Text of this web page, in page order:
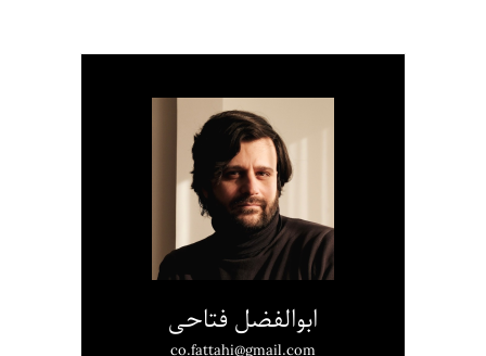
ابوالفضل فتاحی